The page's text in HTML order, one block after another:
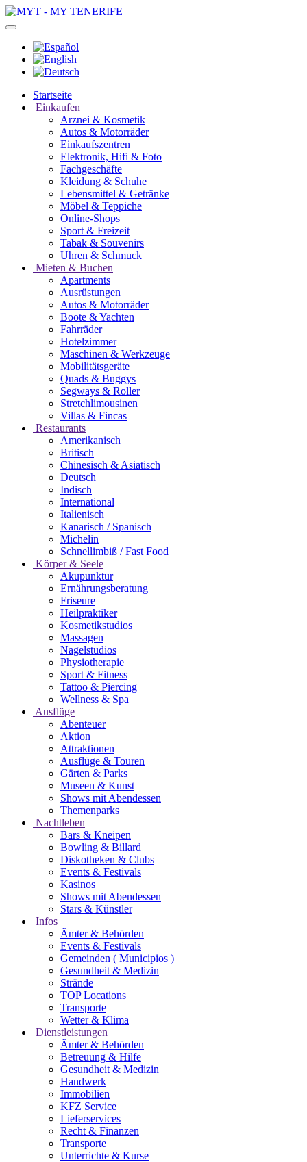
Startseite
Einkaufen
Arznei & Kosmetik
Autos & Motorräder
Einkaufszentren
Elektronik, Hifi & Foto
Fachgeschäfte
Kleidung & Schuhe
Lebensmittel & Getränke
Möbel & Teppiche
Online-Shops
Sport & Freizeit
Tabak & Souvenirs
Uhren & Schmuck
Mieten & Buchen
Apartments
Ausrüstungen
Autos & Motorräder
Boote & Yachten
Fahrräder
Hotelzimmer
Maschinen & Werkzeuge
Mobilitätsgeräte
Quads & Buggys
Segways & Roller
Stretchlimousinen
Villas & Fincas
Restaurants
Amerikanisch
Britisch
Chinesisch & Asiatisch
Deutsch
Indisch
International
Italienisch
Kanarisch / Spanisch
Michelin
Schnellimbiß / Fast Food
Körper & Seele
Akupunktur
Ernährungsberatung
Friseure
Heilpraktiker
Kosmetikstudios
Massagen
Nagelstudios
Physiotherapie
Sport & Fitness
Tattoo & Piercing
Wellness & Spa
Ausflüge
Abenteuer
Aktion
Attraktionen
Ausflüge & Touren
Gärten & Parks
Museen & Kunst
Shows mit Abendessen
Themenparks
Nachtleben
Bars & Kneipen
Bowling & Billard
Diskotheken & Clubs
Events & Festivals
Kasinos
Shows mit Abendessen
Stars & Künstler
Infos
Ämter & Behörden
Events & Festivals
Gemeinden ( Municipios )
Gesundheit & Medizin
Strände
TOP Locations
Transporte
Wetter & Klima
Dienstleistungen
Ämter & Behörden
Betreuung & Hilfe
Gesundheit & Medizin
Handwerk
Immobilien
KFZ Service
Lieferservices
Recht & Finanzen
Transporte
Unterrichte & Kurse